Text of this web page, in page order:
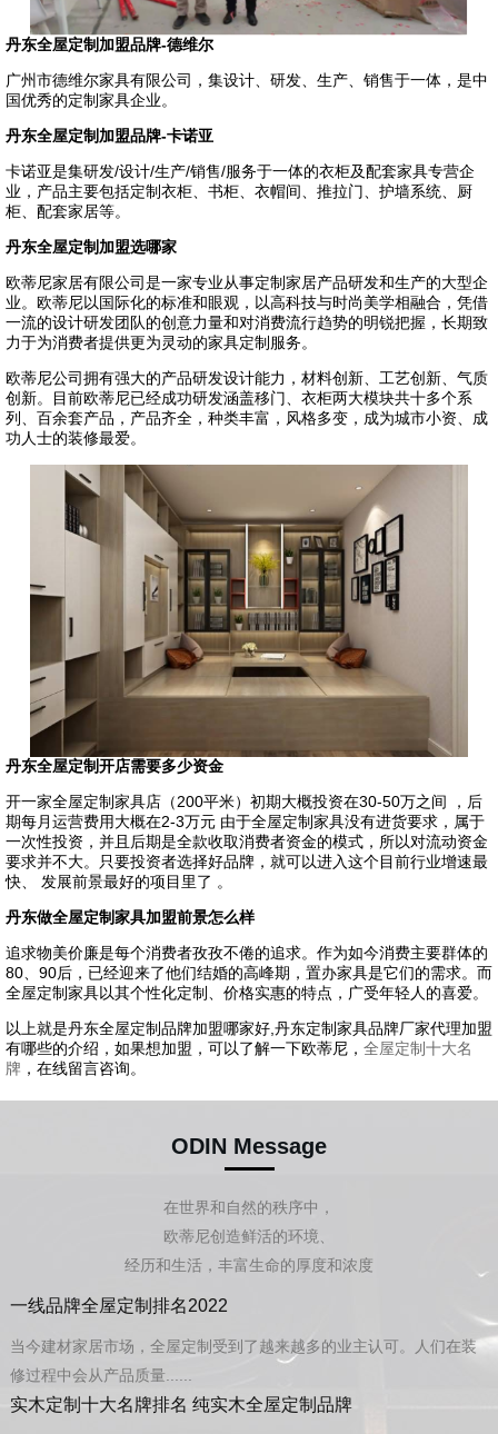
丹东全屋定制加盟品牌-德维尔
广州市德维尔家具有限公司，集设计、研发、生产、销售于一体，是中
国优秀的定制家具企业。
丹东全屋定制加盟品牌-卡诺亚
卡诺亚是集研发/设计/生产/销售/服务于一体的衣柜及配套家具专营企
业，产品主要包括定制衣柜、书柜、衣帽间、推拉门、护墙系统、厨
柜、配套家居等。
丹东全屋定制加盟选哪家
欧蒂尼家居有限公司是一家专业从事定制家居产品研发和生产的大型企
业。欧蒂尼以国际化的标准和眼观，以高科技与时尚美学相融合，凭借
一流的设计研发团队的创意力量和对消费流行趋势的明锐把握，长期致
力于为消费者提供更为灵动的家具定制服务。
欧蒂尼公司拥有强大的产品研发设计能力，材料创新、工艺创新、气质
创新。目前欧蒂尼已经成功研发涵盖移门、衣柜两大模块共十多个系
列、百余套产品，产品齐全，种类丰富，风格多变，成为城市小资、成
功人士的装修最爱。
丹东全屋定制开店需要多少资金
开一家全屋定制家具店（200平米）初期大概投资在30-50万之间 ，后
期每月运营费用大概在2-3万元 由于全屋定制家具没有进货要求，属于
一次性投资，并且后期是全款收取消费者资金的模式，所以对流动资金
要求并不大。只要投资者选择好品牌，就可以进入这个目前行业增速最
快、 发展前景最好的项目里了 。
丹东做全屋定制家具加盟前景怎么样
追求物美价廉是每个消费者孜孜不倦的追求。作为如今消费主要群体的
80、90后，已经迎来了他们结婚的高峰期，置办家具是它们的需求。而
全屋定制家具以其个性化定制、价格实惠的特点，广受年轻人的喜爱。
以上就是丹东全屋定制品牌加盟哪家好,丹东定制家具品牌厂家代理加盟
有哪些的介绍，如果想加盟，可以了解一下欧蒂尼， 全屋定制十大名
牌 ，在线留言咨询。
一线品牌全屋定制排名2022
当今建材家居市场，全屋定制受到了越来越多的业主认可。人们在装
修过程中会从产品质量......
实木定制十大名牌排名 纯实木全屋定制品牌
ODIN Message
在世界和自然的秩序中，
欧蒂尼创造鲜活的环境、
经历和生活，丰富生命的厚度和浓度